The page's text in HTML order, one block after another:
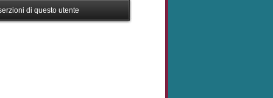
di questo utente